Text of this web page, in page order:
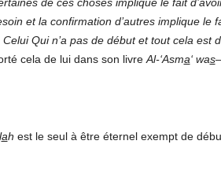
de ces choses implique le fait
et la confirmation d’autres implique le
Qui n’a pas de début et tout cela est
cela de lui dans son livreAl-‘Asma‘ was–
ah est le seul à être éternel exempt de